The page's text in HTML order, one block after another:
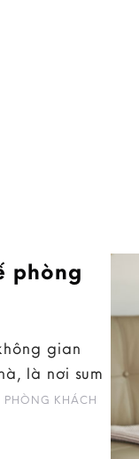
phòng
gian
là nơi sum
PHÒNG KHÁCH